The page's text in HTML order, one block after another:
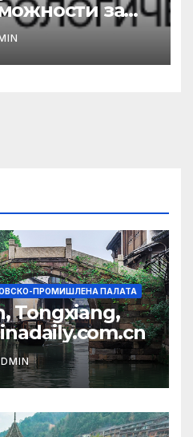
за
с турската
ПРОМИШЛЕНА ПАЛАТА
Tongxiang,